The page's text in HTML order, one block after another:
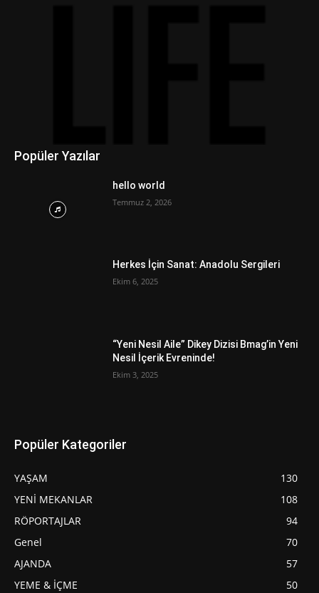
Popüler Yazılar
hello world
Temmuz 2, 2026
Herkes İçin Sanat: Anadolu Sergileri
Ekim 6, 2025
“Yeni Nesil Aile” Dikey Dizisi Bmag’in Yeni
Nesil İçerik Evreninde!
Ekim 3, 2025
Popüler Kategoriler
YAŞAM
130
YENİ MEKANLAR
108
RÖPORTAJLAR
94
Genel
70
AJANDA
57
YEME & İÇME
50